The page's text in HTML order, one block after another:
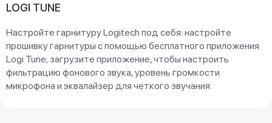
LOGI TUNE
Настройте гарнитуру Logitech под себя: настройте
прошивку гарнитуры с помощью бесплатного приложения
Logi Tune; загрузите приложение, чтобы настроить
фильтрацию фонового звука, уровень громкости
микрофона и эквалайзер для четкого звучания.